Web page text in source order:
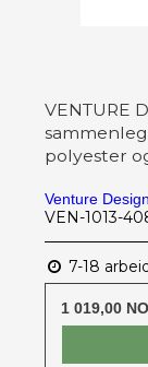
VENTURE
polyester
Venture Design
VEN-1013-
7-18
1 019,00